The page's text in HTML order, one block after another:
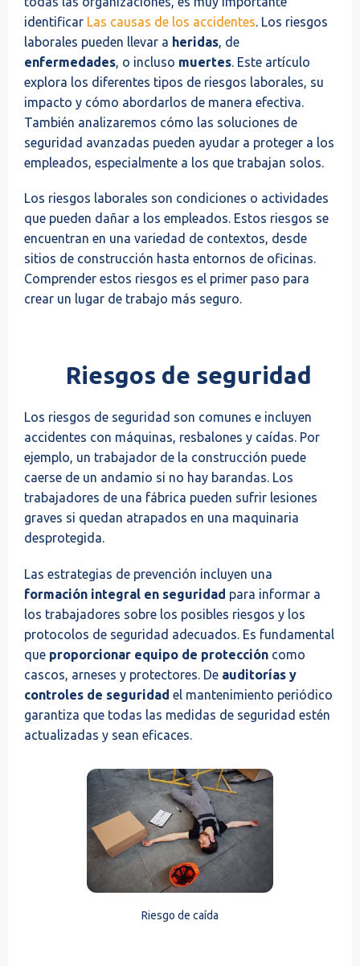
identificar Las causas de los accidentes. Los riesgos
laborales pueden llevar a heridas, de
enfermedades, o incluso muertes. Este artículo
explora los diferentes tipos de riesgos laborales, su
impacto y cómo abordarlos de manera efectiva.
También analizaremos cómo las soluciones de
seguridad avanzadas pueden ayudar a proteger a los
empleados, especialmente a los que trabajan solos.
Los riesgos laborales son condiciones o actividades
que pueden dañar a los empleados. Estos riesgos se
encuentran en una variedad de contextos, desde
sitios de construcción hasta entornos de oficinas.
Comprender estos riesgos es el primer paso para
crear un lugar de trabajo más seguro.
Riesgos de seguridad
Los riesgos de seguridad son comunes e incluyen
accidentes con máquinas, resbalones y caídas. Por
ejemplo, un trabajador de la construcción puede
caerse de un andamio si no hay barandas. Los
trabajadores de una fábrica pueden sufrir lesiones
graves si quedan atrapados en una maquinaria
desprotegida.
Las estrategias de prevención incluyen una
formación integral en seguridad para informar a
los trabajadores sobre los posibles riesgos y los
protocolos de seguridad adecuados. Es fundamental
que proporcionar equipo de protección como
cascos, arneses y protectores. De auditorías y
controles de seguridad el mantenimiento periódico
garantiza que todas las medidas de seguridad estén
actualizadas y sean eficaces.
Riesgo de caída